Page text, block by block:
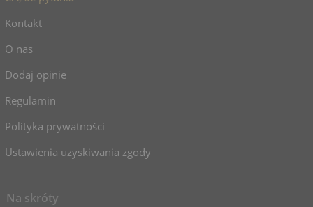
Kontakt
O nas
Dodaj opinie
Regulamin
Polityka prywatności
Ustawienia uzyskiwania zgody
Na skróty